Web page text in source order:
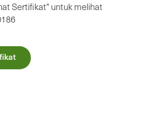
Sertifikat" untuk melihat